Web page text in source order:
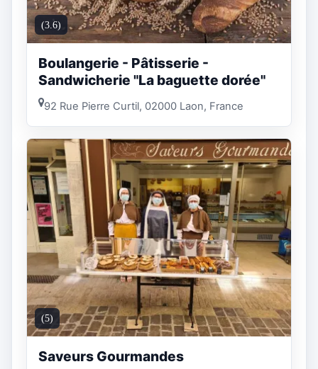
(3.6)
Boulangerie - Pâtisserie -
Sandwicherie "La baguette dorée"
92 Rue Pierre Curtil, 02000 Laon, France
(5)
Saveurs Gourmandes